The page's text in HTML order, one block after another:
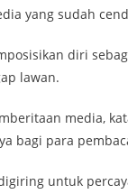
yang sudah
diri
lawan.
media,
bagi para
untuk